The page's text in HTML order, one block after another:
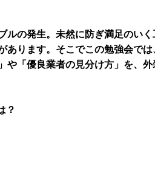
ルの発生。未然に防ぎ満足のいく
あります。そこでこの勉強会で
や「優良業者の見分け方」を、
？